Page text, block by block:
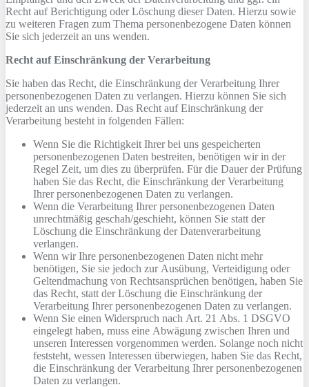
Recht auf Berichtigung oder Löschung dieser Daten. Hierzu sowie
zu weiteren Fragen zum Thema personenbezogene Daten können
Sie sich jederzeit an uns wenden.
Recht auf Einschränkung der Verarbeitung
Sie haben das Recht, die Einschränkung der Verarbeitung Ihrer
personenbezogenen Daten zu verlangen. Hierzu können Sie sich
jederzeit an uns wenden. Das Recht auf Einschränkung der
Verarbeitung besteht in folgenden Fällen:
Wenn Sie die Richtigkeit Ihrer bei uns gespeicherten
personenbezogenen Daten bestreiten, benötigen wir in der
Regel Zeit, um dies zu überprüfen. Für die Dauer der Prüfung
haben Sie das Recht, die Einschränkung der Verarbeitung
Ihrer personenbezogenen Daten zu verlangen.
Wenn die Verarbeitung Ihrer personenbezogenen Daten
unrechtmäßig geschah/geschieht, können Sie statt der
Löschung die Einschränkung der Datenverarbeitung
verlangen.
Wenn wir Ihre personenbezogenen Daten nicht mehr
benötigen, Sie sie jedoch zur Ausübung, Verteidigung oder
Geltendmachung von Rechtsansprüchen benötigen, haben Sie
das Recht, statt der Löschung die Einschränkung der
Verarbeitung Ihrer personenbezogenen Daten zu verlangen.
Wenn Sie einen Widerspruch nach Art. 21 Abs. 1 DSGVO
eingelegt haben, muss eine Abwägung zwischen Ihren und
unseren Interessen vorgenommen werden. Solange noch nicht
feststeht, wessen Interessen überwiegen, haben Sie das Recht,
die Einschränkung der Verarbeitung Ihrer personenbezogenen
Daten zu verlangen.